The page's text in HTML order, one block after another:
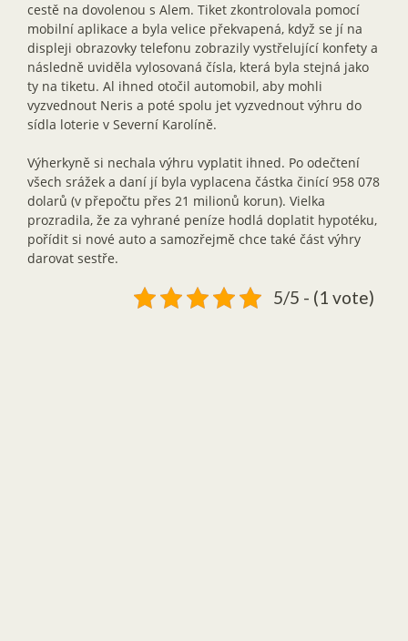
cestě na dovolenou s Alem. Tiket zkontrolovala pomocí
mobilní aplikace a byla velice překvapená, když se jí na
displeji obrazovky telefonu zobrazily vystřelující konfety a
následně uviděla vylosovaná čísla, která byla stejná jako
ty na tiketu. Al ihned otočil automobil, aby mohli
vyzvednout Neris a poté spolu jet vyzvednout výhru do
sídla loterie v Severní Karolíně.
Výherkyně si nechala výhru vyplatit ihned. Po odečtení
všech srážek a daní jí byla vyplacena částka činící 958 078
dolarů (v přepočtu přes 21 milionů korun). Vielka
prozradila, že za vyhrané peníze hodlá doplatit hypotéku,
pořídit si nové auto a samozřejmě chce také část výhry
darovat sestře.
5/5 - (1 vote)